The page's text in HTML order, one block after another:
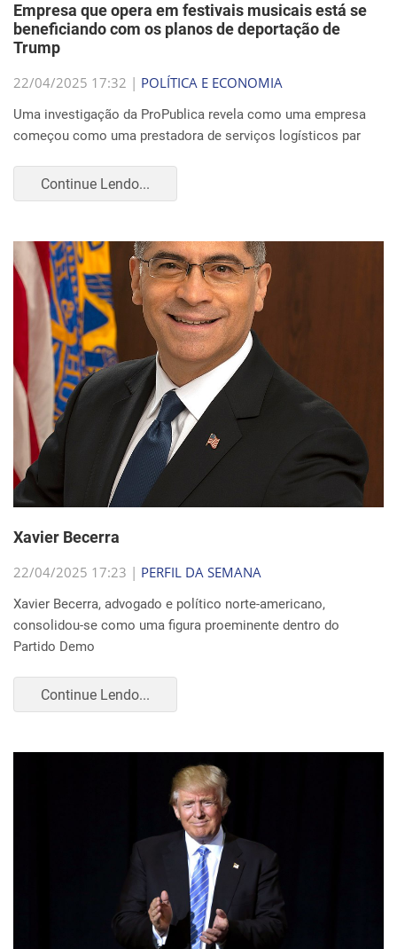
Empresa que opera em festivais musicais está se
beneficiando com os planos de deportação de
Trump
22/04/2025 17:32 | POLÍTICA E ECONOMIA
Uma investigação da ProPublica revela como uma empresa
começou como uma prestadora de serviços logísticos par
Continue Lendo...
Xavier Becerra
22/04/2025 17:23 | PERFIL DA SEMANA
Xavier Becerra, advogado e político norte-americano,
consolidou-se como uma figura proeminente dentro do
Partido Demo
Continue Lendo...